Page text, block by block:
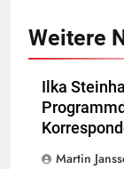
Weitere
Ilka
Martin